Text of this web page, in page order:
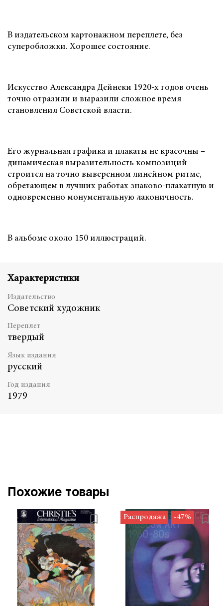
В издательском картонажном переплете, без
суперобложки. Хорошее состояние.
Искусство Александра Дейнеки 1920-х годов очень
точно отразили и выразили сложное время
становления Советской власти.
Его журнальная графика и плакаты не красочны –
динамическая выразительность композиций
строится на точно выверенном линейном ритме,
обретающем в лучших работах знаково-плакатную и
одновременно монументальную лаконичность.
В альбоме около 150 иллюстраций.
Характеристики
Издательство
Советский художник
Переплет
твердый
Язык издания
русский
Год издания
1979
Похожие товары
Распродажа -47%